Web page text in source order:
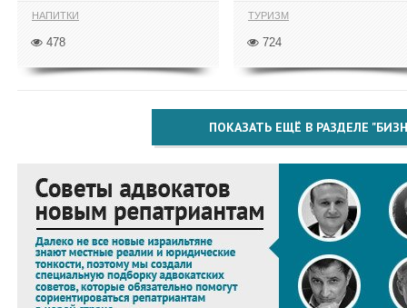
НАПИТКИ
478
ТУРИЗМ
724
ПОКАЗАТЬ ЕЩЁ В РАЗДЕЛЕ